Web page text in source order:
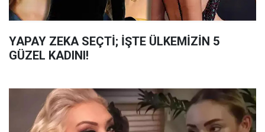
YAPAY ZEKA SEÇTİ; İŞTE ÜLKEMİZİN 5
GÜZEL KADINI!